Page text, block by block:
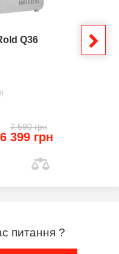
Q36
7 590 грн
6 399 грн
питання ?